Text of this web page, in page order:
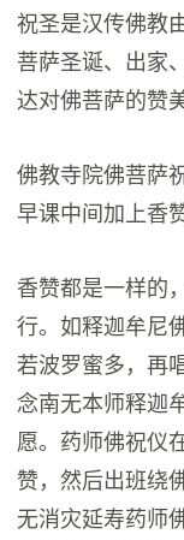
祝圣是汉传佛教
菩萨圣诞、出家
达对佛菩萨的赞
佛教寺院佛菩萨
早课中间加上香
香赞都是一样的
行。如释迦牟尼
若波罗蜜多，再
念南无本师释迦
愿。药师佛祝仪
赞，然后出班绕
无消灾延寿药师